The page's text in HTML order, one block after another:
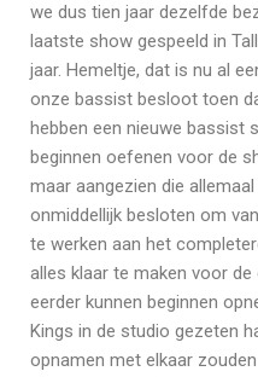
we dus tien jaar dezelfde
laatste show gespeeld in
jaar. Hemeltje, dat is nu al
onze bassist besloot toen
hebben een nieuwe bassist
beginnen oefenen voor de
maar aangezien die
onmiddellijk besloten om
te werken aan het
alles klaar te maken voor
eerder kunnen beginnen
Kings in de studio gezeten
opnamen met elkaar